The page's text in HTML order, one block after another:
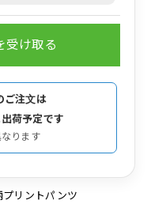
受け取る
ご注文は
荷予定です
ります
リントパンツ